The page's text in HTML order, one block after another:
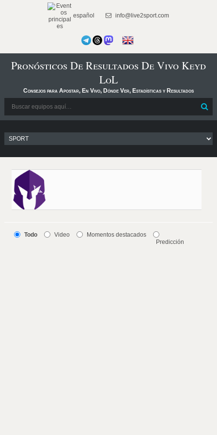
español info@live2sport.com
Pronósticos De Resultados De Vivo Keyd
LoL
Consejos para Apostar, En Vivo, Dónde Ver, Estadísticas y Resultados
Todo Video
Momentos destacados
Predicción